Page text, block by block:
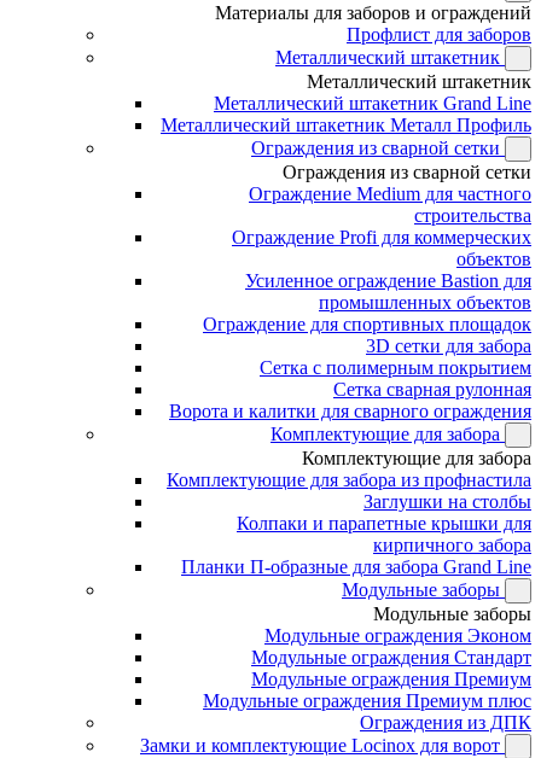
Материалы для заборов и ограждений
Профлист для заборов
Металлический штакетник
Металлический штакетник
Металлический штакетник Grand Line
Металлический штакетник Металл Профиль
Ограждения из сварной сетки
Ограждения из сварной сетки
Ограждение Medium для частного
строительства
Ограждение Profi для коммерческих
объектов
Усиленное ограждение Bastion для
промышленных объектов
Ограждение для спортивных площадок
3D сетки для забора
Сетка с полимерным покрытием
Сетка сварная рулонная
Ворота и калитки для сварного ограждения
Комплектующие для забора
Комплектующие для забора
Комплектующие для забора из профнастила
Заглушки на столбы
Колпаки и парапетные крышки для
кирпичного забора
Планки П-образные для забора Grand Line
Модульные заборы
Модульные заборы
Модульные ограждения Эконом
Модульные ограждения Стандарт
Модульные ограждения Премиум
Модульные ограждения Премиум плюс
Ограждения из ДПК
Замки и комплектующие Locinox для ворот